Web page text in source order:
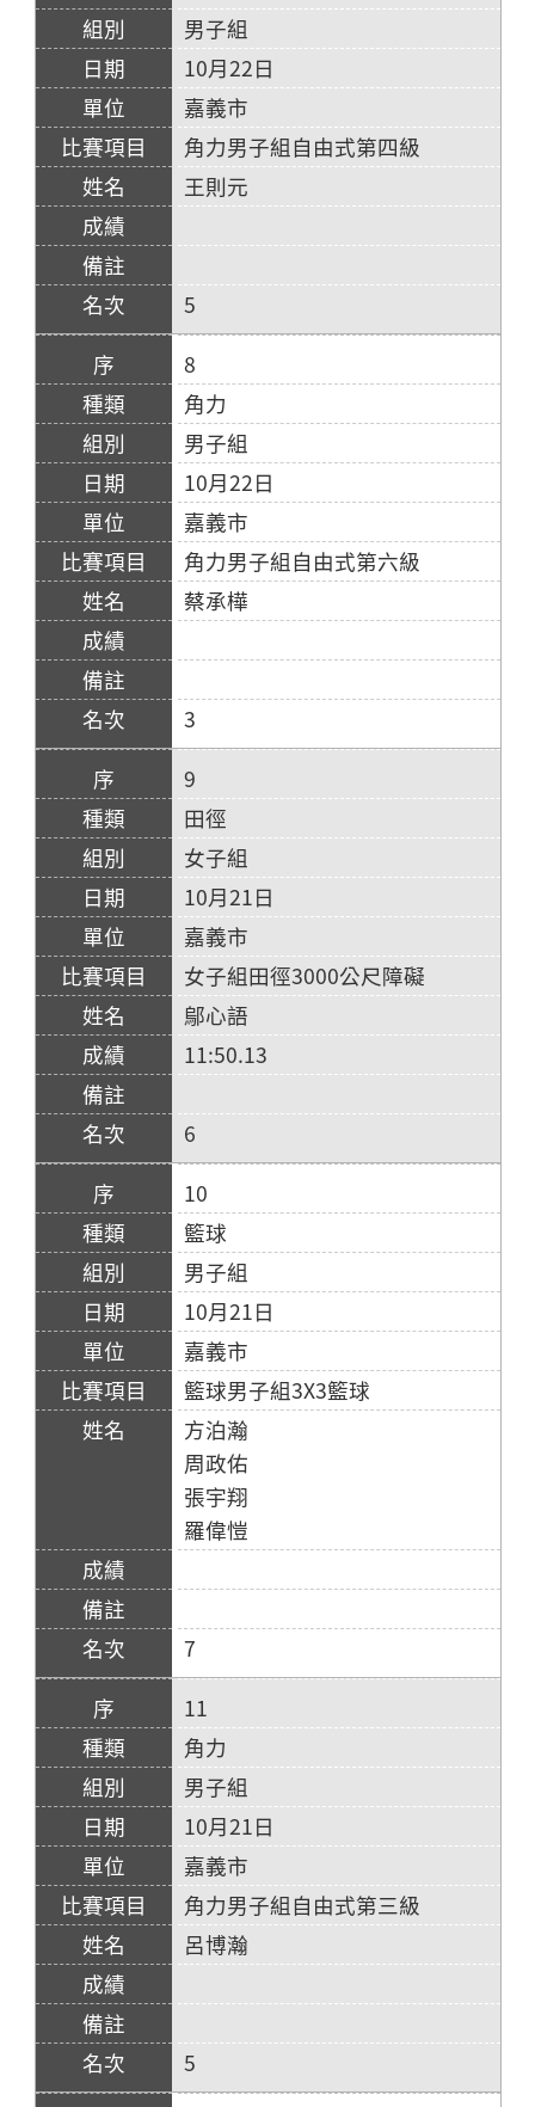
男子組
10月22日
嘉義市
角力男子組自由式第四級
王則元
5
8
角力
男子組
10月22日
嘉義市
角力男子組自由式第六級
蔡承樺
3
9
田徑
女子組
10月21日
嘉義市
女子組田徑3000公尺障礙
鄔心語
11:50.13
6
10
籃球
男子組
10月21日
嘉義市
籃球男子組3X3籃球
方泊瀚
周政佑
張宇翔
羅偉愷
7
11
角力
男子組
10月21日
嘉義市
角力男子組自由式第三級
呂博瀚
5